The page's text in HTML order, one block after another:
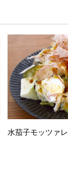
水茄子モッツァ